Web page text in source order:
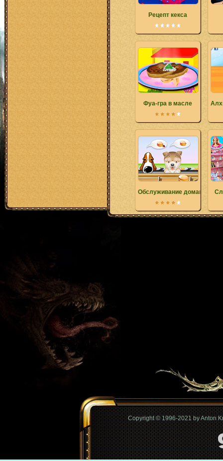
Рецепт кекса
Фуа-гра в масле
Обслуживание домашних
Copyright © 1996-2021 by Anton